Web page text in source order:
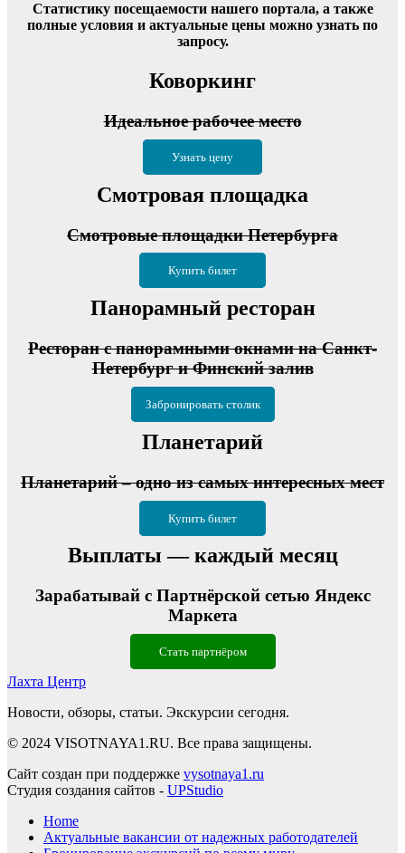
Статистику посещаемости нашего портала, а также
полные условия и актуальные цены можно узнать по
запросу.
Коворкинг
Идеальное рабочее место
Узнать цену
Смотровая площадка
Смотровые площадки Петербурга
Купить билет
Панорамный ресторан
Ресторан с панорамными окнами на Санкт-
Петербург и Финский залив
Забронировать столик
Планетарий
Планетарий – одно из самых интересных мест
Купить билет
Выплаты — каждый месяц
Зарабатывай с Партнёрской сетью Яндекс
Маркета
Стать партнёром
Лахта Центр
Новости, обзоры, статьи. Экскурсии сегодня.
© 2024 VISOTNAYA1.RU. Все права защищены.
Сайт создан при поддержке vysotnaya1.ru
Студия создания сайтов - UPStudio
Home
Актуальные вакансии от надежных работодателей